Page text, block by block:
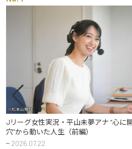
Jリーグ女性実況・平山未夢アナ “心に
穴”から動いた人生（前編）
2026.07.22